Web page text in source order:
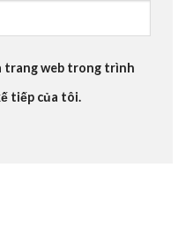
trang web trong trình
tiếp của tôi.